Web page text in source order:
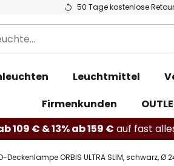
50 Tage kostenlose
Leuchtmittel
Firmenkunden
109 € & 13% ab 159 € auf fast
Deckenlampe ORBIS ULTRA SLIM, schwarz, Ø